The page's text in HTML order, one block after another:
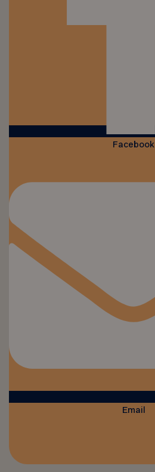
Facebook
Email